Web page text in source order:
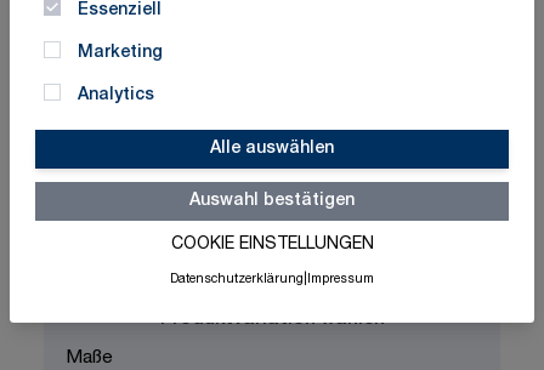
Essenziell
Marketing
Analytics
Alle auswählen
Auswahl bestätigen
COOKIE EINSTELLUNGEN
Datenschutzerklärung Impressum
Schnelle Lieferung
Made in Germany
Produktvariation wählen
Maße